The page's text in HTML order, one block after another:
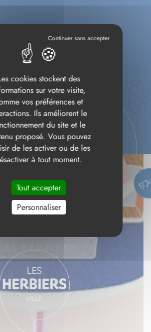
cookies stockent des
sur votre visite,
vos préférences et
Ils améliorent le
du site et le
proposé. Vous pouvez
de les activer ou de les
à tout moment.
Tout accepter
Personnaliser